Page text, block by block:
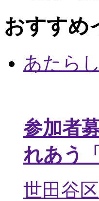
おすすめ
あたら
参加者
れあう
世田谷